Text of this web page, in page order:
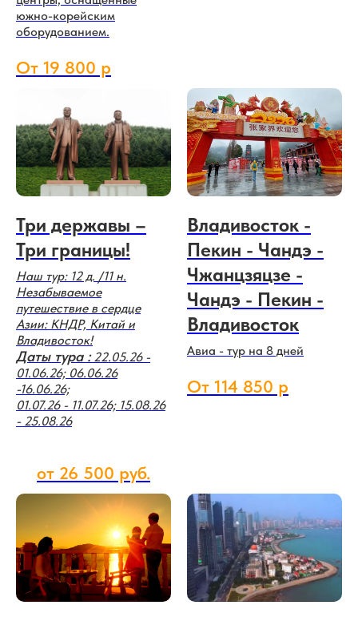
южно-корейским
оборудованием.
От 19 800 р
Три державы –
Три границы!
Наш тур: 12 д. /11 н.
Незабываемое
путешествие в сердце
Азии: КНДР, Китай и
Владивосток!
Даты тура : 22.05.26 -
01.06.26; 06.06.26
-16.06.26;
01.07.26 - 11.07.26; 15.08.26
- 25.08.26
от 26 500 руб.
Владивосток -
Пекин - Чандэ -
Чжанцзяцзе -
Чандэ - Пекин -
Владивосток
Авиа - тур на 8 дней
От 114 850 р